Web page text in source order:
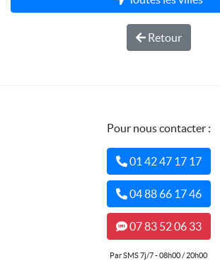
Retour
Pour nous contacter :
01 42 47 17 17
04 88 66 17 46
07 83 52 06 33
Par SMS 7j/7 - 08h00 / 20h00